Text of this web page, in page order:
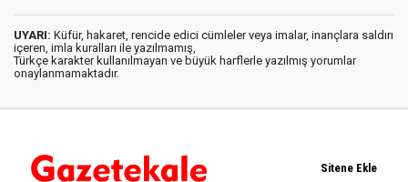
UYARI: Küfür, hakaret, rencide edici cümleler veya imalar, inançlara saldırı
içeren, imla kuralları ile yazılmamış,
Türkçe karakter kullanılmayan ve büyük harflerle yazılmış yorumlar
onaylanmamaktadır.